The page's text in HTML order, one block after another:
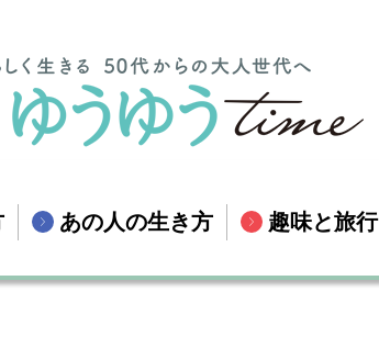
あの人の生き方 趣味と旅行